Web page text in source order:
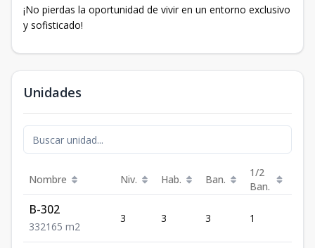
¡No pierdas la oportunidad de vivir en un entorno exclusivo
y sofisticado!
Unidades
Nombre Niv. Hab. Ban.
1/2
Ban.
B-302
332165 m2
3 3 3 1